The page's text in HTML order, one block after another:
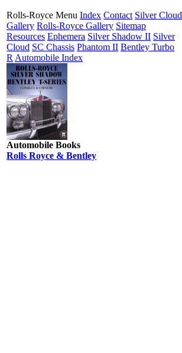
Rolls-Royce Menu Index Contact Silver Cloud
Gallery Rolls-Royce Gallery Sitemap
Resources Ephemera Silver Shadow II Silver
Cloud SC Chassis Phantom II Bentley Turbo
R Automobile Index
Automobile Books
Rolls Royce & Bentley